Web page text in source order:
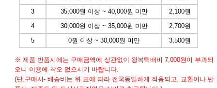
3
35,000원 이상 ~ 40,000원 미만
2,100원
4
30,000원 이상 ~ 35,000원 미만
2,700원
5
0원 이상 ~ 30,000원 미만 3,500원
※ 제품 반품시에는 구매금액에 상관없이 왕복택배비 7,000원이 부과되
오니 이용에 착오 없으시기 바랍니다.
(단,구매시- 배송비는 위 표에 따라 전국동일하게 적용되고, 교환이나 반